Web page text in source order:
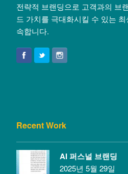
전략적 브랜딩으로 고객과의 브
드 가치를 극대화시킬 수 있는
속합니다.
Recent Work
AI 퍼스널 브랜딩
2025년 5월 29일